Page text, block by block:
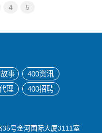
4 5
事
400资讯
理
400招聘
号金河国际大厦3111室